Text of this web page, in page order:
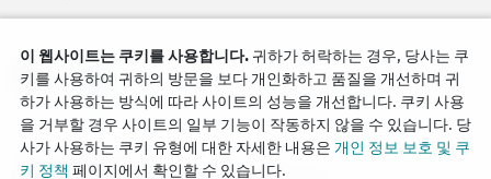
Copyright © 2026
이 웹사이트는 쿠키를 사용합니다. 귀하가 허락하는 경우, 당사는 쿠
키를 사용하여 귀하의 방문을 보다 개인화하고 품질을 개선하며 귀
하가 사용하는 방식에 따라 사이트의 성능을 개선합니다. 쿠키 사용
을 거부할 경우 사이트의 일부 기능이 작동하지 않을 수 있습니다. 당
사가 사용하는 쿠키 유형에 대한 자세한 내용은 개인 정보 보호 및 쿠
키 정책 페이지에서 확인할 수 있습니다.